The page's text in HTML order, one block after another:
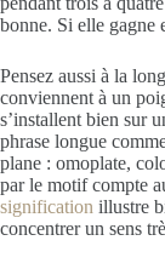
bonne. Si elle gagne
Pensez aussi à la
conviennent à un
s’installent bien sur
phrase longue
plane : omoplate,
par le motif compte
signification illustre
concentrer un sens